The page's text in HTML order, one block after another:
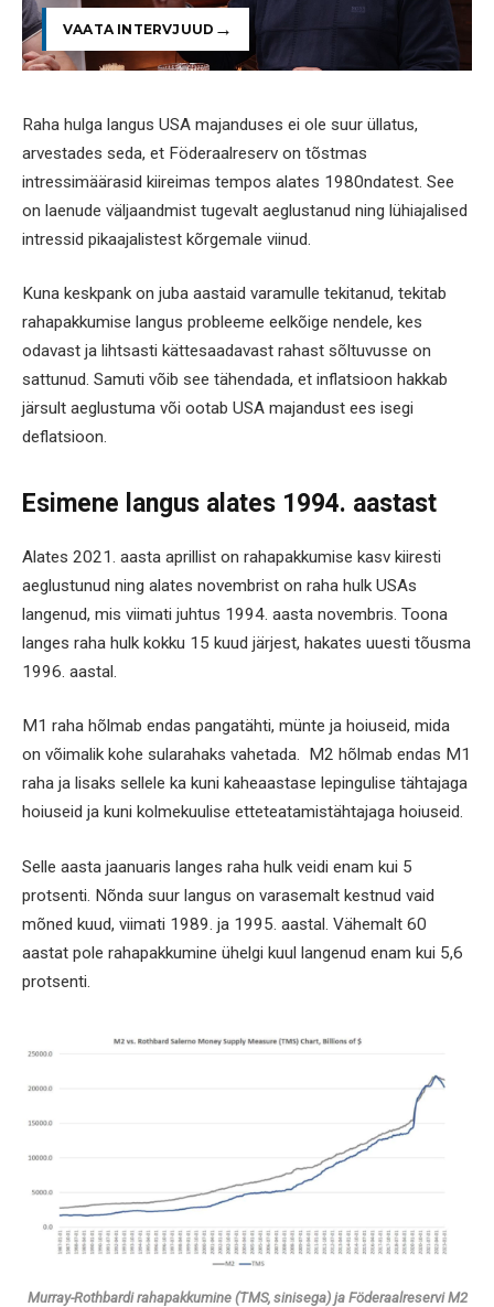
VAATA INTERVJUUD
Raha hulga langus USA majanduses ei ole suur üllatus,
arvestades seda, et Föderaalreserv on tõstmas
intressimäärasid kiireimas tempos alates 1980ndatest. See
on laenude väljaandmist tugevalt aeglustanud ning lühiajalised
intressid pikaajalistest kõrgemale viinud.
Kuna keskpank on juba aastaid varamulle tekitanud, tekitab
rahapakkumise langus probleeme eelkõige nendele, kes
odavast ja lihtsasti kättesaadavast rahast sõltuvusse on
sattunud. Samuti võib see tähendada, et inflatsioon hakkab
järsult aeglustuma või ootab USA majandust ees isegi
deflatsioon.
Esimene langus alates 1994. aastast
Alates 2021. aasta aprillist on rahapakkumise kasv kiiresti
aeglustunud ning alates novembrist on raha hulk USAs
langenud, mis viimati juhtus 1994. aasta novembris. Toona
langes raha hulk kokku 15 kuud järjest, hakates uuesti tõusma
1996. aastal.
M1 raha hõlmab endas pangatähti, münte ja hoiuseid, mida
on võimalik kohe sularahaks vahetada. M2 hõlmab endas M1
raha ja lisaks sellele ka kuni kaheaastase lepingulise tähtajaga
hoiuseid ja kuni kolmekuulise etteteatamistähtajaga hoiuseid.
Selle aasta jaanuaris langes raha hulk veidi enam kui 5
protsenti. Nõnda suur langus on varasemalt kestnud vaid
mõned kuud, viimati 1989. ja 1995. aastal. Vähemalt 60
aastat pole rahapakkumine ühelgi kuul langenud enam kui 5,6
protsenti.
Murray-Rothbardi rahapakkumine (TMS, sinisega) ja Föderaalreservi M2